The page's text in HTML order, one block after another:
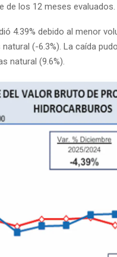
de los 12 meses evaluados.
4.39% debido al menor
(-6.3%). La caída
natural (9.6%).